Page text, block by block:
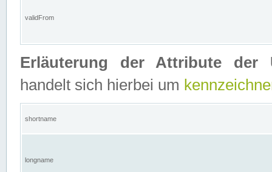
validFrom
Erläuterung der Attribute der
handelt sich hierbei um
shortname
longname